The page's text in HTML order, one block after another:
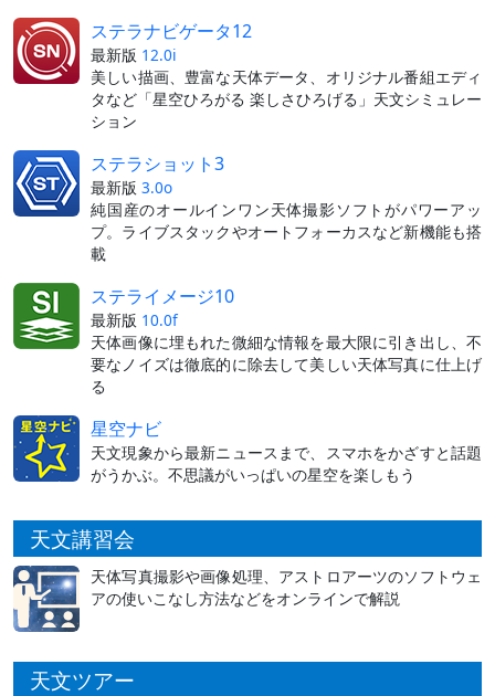
ステラナビゲータ12
最新版 12.0i
美しい描画、豊富な天体データ、オリジナル番組エディ
タなど「星空ひろがる 楽しさひろげる」天文シミュレー
ション
ステラショット3
最新版 3.0o
純国産のオールインワン天体撮影ソフトがパワーアッ
プ。ライブスタックやオートフォーカスなど新機能も搭
載
ステライメージ10
最新版 10.0f
天体画像に埋もれた微細な情報を最大限に引き出し、不
要なノイズは徹底的に除去して美しい天体写真に仕上げ
る
星空ナビ
天文現象から最新ニュースまで、スマホをかざすと話題
がうかぶ。不思議がいっぱいの星空を楽しもう
天文講習会
天体写真撮影や画像処理、アストロアーツのソフトウェ
アの使いこなし方法などをオンラインで解説
天文ツアー